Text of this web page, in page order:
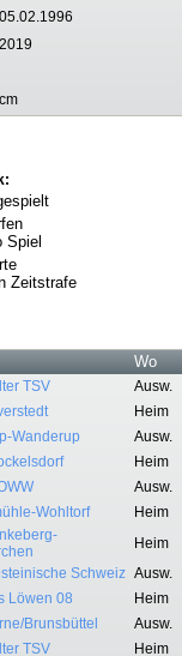
05.02.1996
2019
cm
Spiel
Zeitstrafe
Wo
TSV Ausw.
Heim
Wanderup Ausw.
Heim
Ausw.
Wohltorf Heim
Heim
Schweiz Ausw.
Löwen 08 Heim
Brunsbüttel Ausw.
TSV Heim